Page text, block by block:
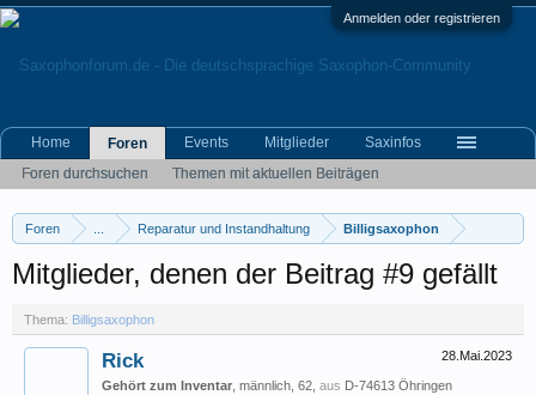
Anmelden oder registrieren
Foren Reparatur und Instandhaltung Billigsaxophon
Mitglieder, denen der Beitrag #9 gefällt
Thema: Billigsaxophon
28.Mai.2023
Rick
Gehört zum Inventar , männlich, 62, aus D-74613 Öhringen
Home
Foren
Foren durchsuchen
Themen mit aktuellen Beiträgen
Events Mitglieder Saxinfos